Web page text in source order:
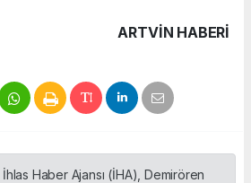
ARTVIN HABERİ
Haber Ajansı (İHA), Demirören